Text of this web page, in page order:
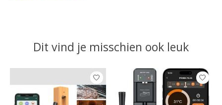
Dit vind je misschien ook leuk
Items van productcarrousel